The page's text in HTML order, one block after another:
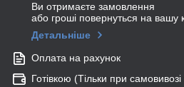
Ви отримаєте замовлення
або гроші повернуться на вашу
Детальніше
Оплата на рахунок
Готівкою (Тільки при